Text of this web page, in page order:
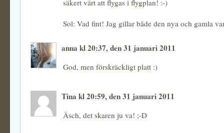
säkert värt att flygas i flygplan! :-)
Sol: Vad fint! Jag gillar både den nya och gamla
anna kl 20:37, den 31 januari 2011
God, men förskräckligt platt :)
Tina kl 20:59, den 31 januari 2011
Äsch, det skaren ju va! ;-D